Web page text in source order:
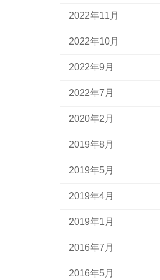
2022年11月
2022年10月
2022年9月
2022年7月
2020年2月
2019年8月
2019年5月
2019年4月
2019年1月
2016年7月
2016年5月